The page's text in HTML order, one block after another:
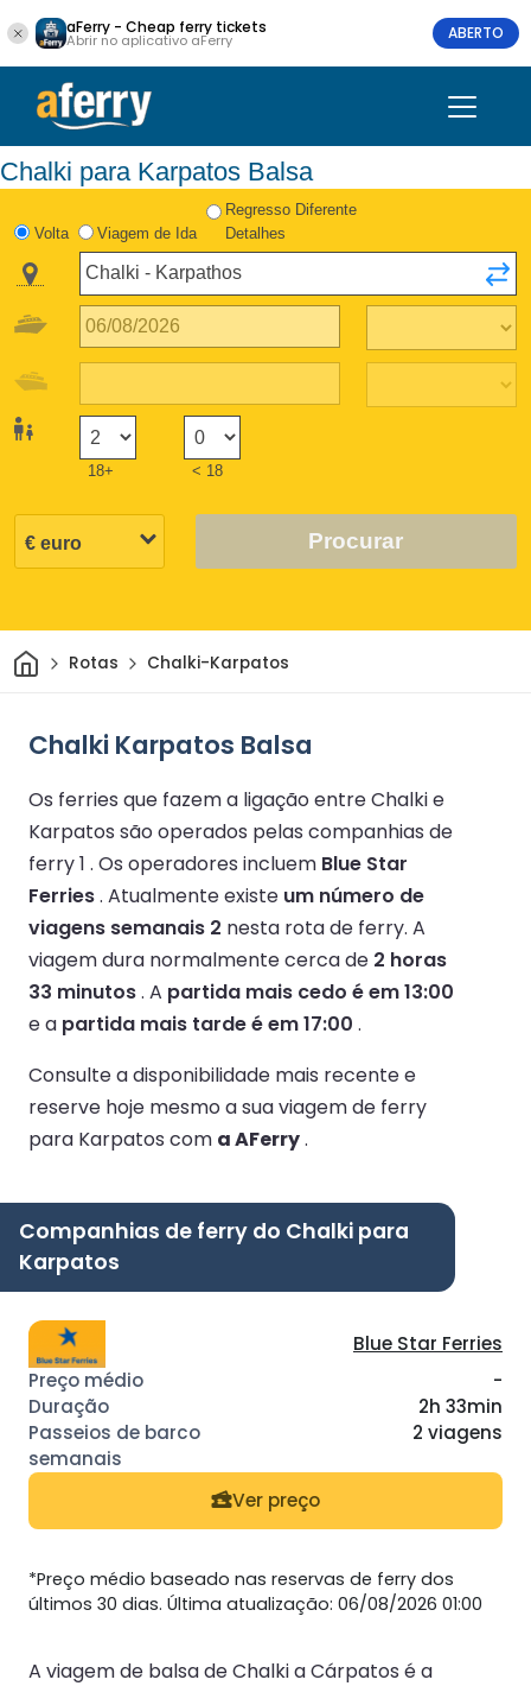
aFerry - Cheap ferry tickets
Abrir no aplicativo aFerry ABERTO
Chalki para Karpatos Balsa
Volta Viagem de Ida
Regresso Diferente
Detalhes
18+ < 18
Procurar
CasaRotas Chalki-Karpatos
Chalki Karpatos Balsa
Os ferries que fazem a ligação entre Chalki e
Karpatos são operados pelas companhias de
ferry 1 . Os operadores incluem Blue Star
Ferries. Atualmente existe um número de
viagens semanais 2 nesta rota de ferry. A
viagem dura normalmente cerca de 2 horas
33 minutos. A partida mais cedo é em 13:00
e a partida mais tarde é em 17:00 .
Consulte a disponibilidade mais recente e
reserve hoje mesmo a sua viagem de ferry
para Karpatos com a AFerry.
Companhias de ferry do Chalki para
Karpatos
Blue Star Ferries
-
2h 33min
2 viagens
Ver preço
*Preço médio baseado nas reservas de ferry dos
últimos 30 dias. Última atualização: 06/08/2026 01:00
A viagem de balsa de Chalki a Cárpatos é a